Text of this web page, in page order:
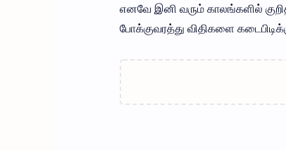
எனவே இனி வரும் காலங்களில்
போக்குவரத்து விதிகளை